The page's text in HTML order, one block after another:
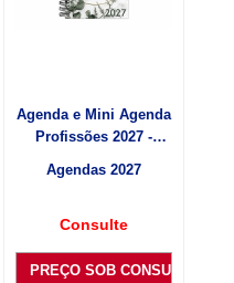
Agenda e Mini Agenda
Profissões 2027 -
Agendas 2027
Consulte
PREÇO SOB CONSULTA